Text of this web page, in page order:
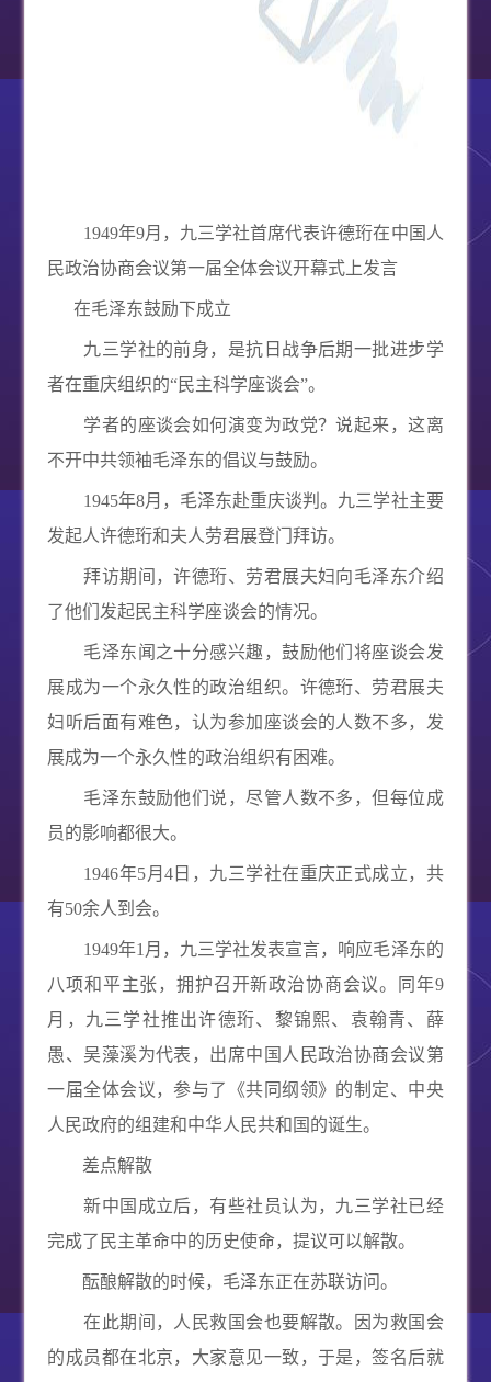
1949年9月，九三学社首席代表许德珩在中国人
民政治协商会议第一届全体会议开幕式上发言
在毛泽东鼓励下成立
九三学社的前身，是抗日战争后期一批进步学
者在重庆组织的“民主科学座谈会”。
学者的座谈会如何演变为政党？说起来，这离
不开中共领袖毛泽东的倡议与鼓励。
1945年8月，毛泽东赴重庆谈判。九三学社主要
发起人许德珩和夫人劳君展登门拜访。
拜访期间，许德珩、劳君展夫妇向毛泽东介绍
了他们发起民主科学座谈会的情况。
毛泽东闻之十分感兴趣，鼓励他们将座谈会发
展成为一个永久性的政治组织。许德珩、劳君展夫
妇听后面有难色，认为参加座谈会的人数不多，发
展成为一个永久性的政治组织有困难。
毛泽东鼓励他们说，尽管人数不多，但每位成
员的影响都很大。
1946年5月4 日，九三学社在重庆正式成立，共
有50余人到会。
1949年1 月，九三学社发表宣言，响应毛泽东的
八项和平主张，拥护召开新政治协商会议。同年9
月，九三学社推出许德珩、黎锦熙、袁翰青、薛
愚、吴藻溪为代表，出席中国人民政治协商会议第
一届全体会议，参与了《共同纲领》的制定、中央
人民政府的组建和中华人民共和国的诞生。
差点解散
新中国成立后，有些社员认为，九三学社已经
完成了民主革命中的历史使命，提议可以解散。
酝酿解散的时候，毛泽东正在苏联访问。
在此期间，人民救国会也要解散。因为救国会
的成员都在北京，大家意见一致，于是，签名后就